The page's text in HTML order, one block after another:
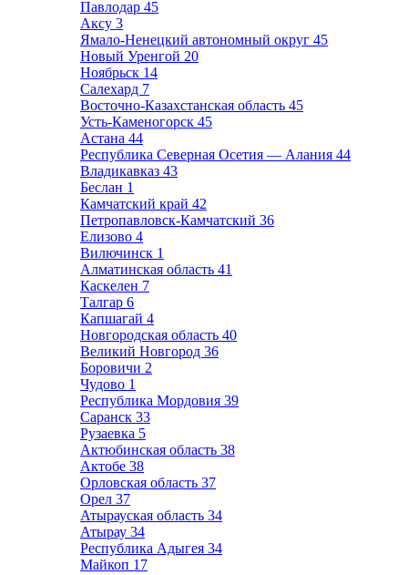
Павлодар 45
Аксу 3
Ямало-Ненецкий автономный округ 45
Новый Уренгой 20
Ноябрьск 14
Салехард 7
Восточно-Казахстанская область 45
Усть-Каменогорск 45
Астана 44
Республика Северная Осетия — Алания 44
Владикавказ 43
Беслан 1
Камчатский край 42
Петропавловск-Камчатский 36
Елизово 4
Вилючинск 1
Алматинская область 41
Каскелен 7
Талгар 6
Капшагай 4
Новгородская область 40
Великий Новгород 36
Боровичи 2
Чудово 1
Республика Мордовия 39
Саранск 33
Рузаевка 5
Актюбинская область 38
Актобе 38
Орловская область 37
Орел 37
Атырауская область 34
Атырау 34
Республика Адыгея 34
Майкоп 17